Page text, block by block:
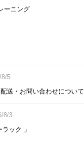
ーニング
8/5
送・お問い合わせについて
8/3
ック 」